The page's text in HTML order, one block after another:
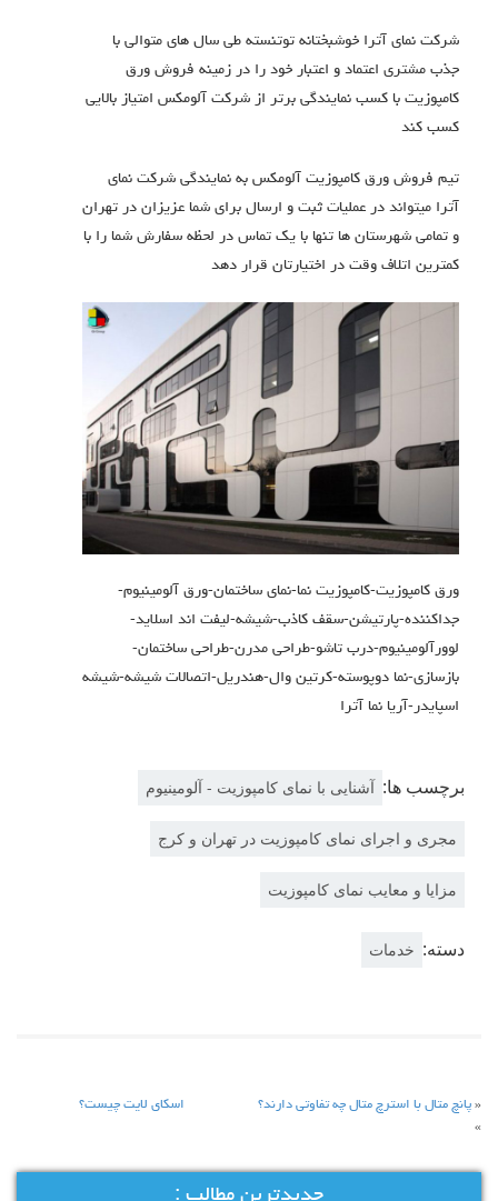
شرکت نمای آترا خوشبختانه توتنسته طی سال های متوالی با
جذب مشتری اعتماد و اعتبار خود را در زمینه فروش ورق
کامپوزیت با کسب نمایندگی برتر از شرکت آلومکس امتیاز بالایی
کسب کند
تیم فروش ورق کامپوزیت آلومکس به نمایندگی شرکت نمای
آترا میتواند در عملیات ثبت و ارسال برای شما عزیزان در تهران
و تمامی شهرستان ها تنها با یک تماس در لحظه سفارش شما را با
کمترین اتلاف وقت در اختیارتان قرار دهد
ورق کامپوزیت-کامپوزیت نما-نمای ساختمان-ورق آلومینیوم-
جداکننده-پارتیشن-سقف کاذب-شیشه-لیفت اند اسلاید-
لوورآلومینیوم-درب تاشو-طراحی مدرن-طراحی ساختمان-
بازسازی-نما دوپوسته-کرتین وال-هندریل-اتصالات شیشه-شیشه
اسپایدر-آریا نما آترا
برچسب ها: آشنایی با نمای کامپوزیت - آلومینیوم
مجری و اجرای نمای کامپوزیت در تهران و کرج
مزایا و معایب نمای کامپوزیت
دسته: خدمات
« پانچ متال با استرچ متال چه تفاوتی دارند؟
اسکای لایت چیست؟
»
جدیدترین مطالب :